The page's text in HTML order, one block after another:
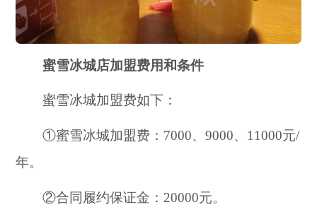
蜜雪冰城店加盟费用和条件
蜜雪冰城加盟费如下：
①蜜雪冰城加盟费：7000、9000、11000元/
年。
②合同履约保证金：20000元。